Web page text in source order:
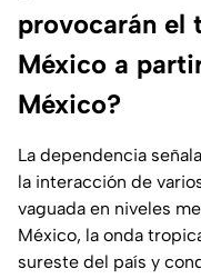
provocarán el
México a
México?
La dependencia
la interacción de
vaguada en niveles
México, la onda
sureste del país y